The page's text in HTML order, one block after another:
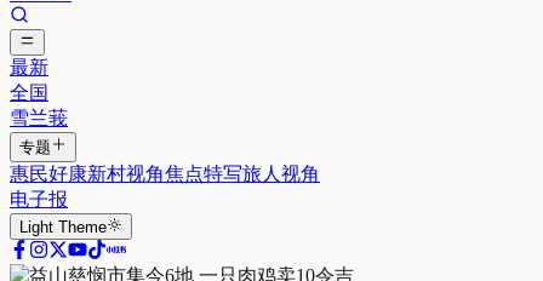
最新
全国
雪兰莪
专题
惠民好康新村视角焦点特写旅人视角
电子报
Light Theme